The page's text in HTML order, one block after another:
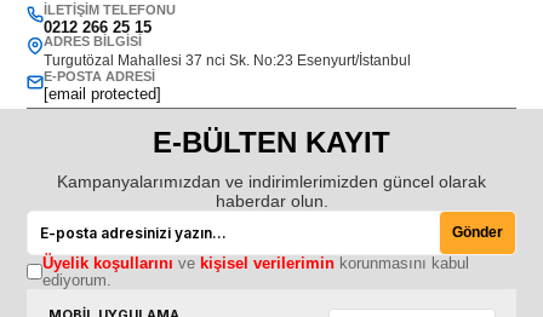
İLETIŞIM TELEFONU
0212 266 25 15
ADRES BILGISI
Turgutözal Mahallesi 37 nci Sk. No:23 Esenyurt/İstanbul
E-POSTA ADRESI
[email protected]
E-BÜLTEN KAYIT
Kampanyalarımızdan ve indirimlerimizden güncel olarak
haberdar olun.
Gönder
Üyelik koşullarını ve kişisel verileriminkorunmasını kabul
ediyorum.